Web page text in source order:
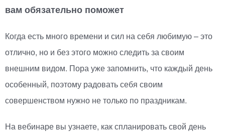
вам обязательно поможет
Когда есть много времени и сил на себя любимую – это
отлично, но и без этого можно следить за своим
внешним видом. Пора уже запомнить, что каждый день
особенный, поэтому радовать себя своим
совершенством нужно не только по праздникам.
На вебинаре вы узнаете, как спланировать свой день